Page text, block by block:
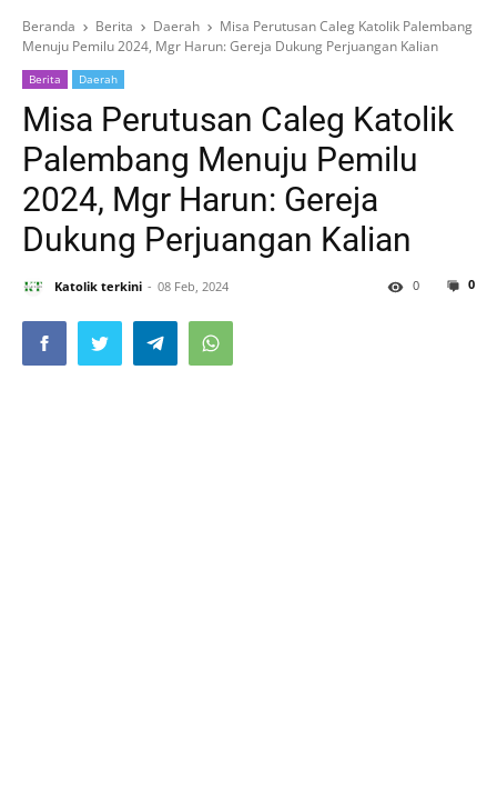
Beranda Berita Daerah
Misa Perutusan Caleg Katolik Palembang
Menuju Pemilu 2024, Mgr Harun: Gereja Dukung Perjuangan Kalian
Berita Daerah
Misa Perutusan Caleg Katolik
Palembang Menuju Pemilu
2024, Mgr Harun: Gereja
Dukung Perjuangan Kalian
Katolik terkini 08 Feb, 2024 0
0